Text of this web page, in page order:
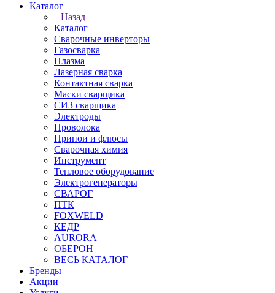
Каталог
Назад
Каталог
Сварочные инверторы
Газосварка
Плазма
Лазерная сварка
Контактная сварка
Маски сварщика
СИЗ сварщика
Электроды
Проволока
Припои и флюсы
Сварочная химия
Инструмент
Тепловое оборудование
Электрогенераторы
СВАРОГ
ПТК
FOXWELD
КЕДР
AURORA
ОБЕРОН
ВЕСЬ КАТАЛОГ
Бренды
Акции